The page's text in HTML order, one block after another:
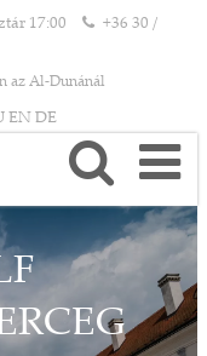
17:00
+36 30 /
az Al-Dunánál
EN DE